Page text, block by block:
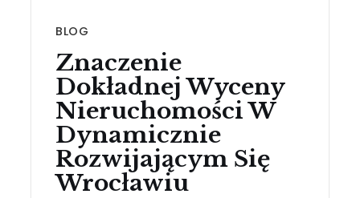
BLOG
Znaczenie
Dokładnej Wyceny
Nieruchomości W
Dynamicznie
Rozwijającym Się
Wrocławiu